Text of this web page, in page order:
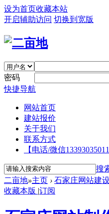
设为首页收藏本站
开启辅助访问 切换到宽版
密码
快捷导航
网站首页
建站报价
关于我们
联系方式
【电话/微信13393035011
搜
二亩地»主页 › 石家庄网站建
收藏本版 |订阅